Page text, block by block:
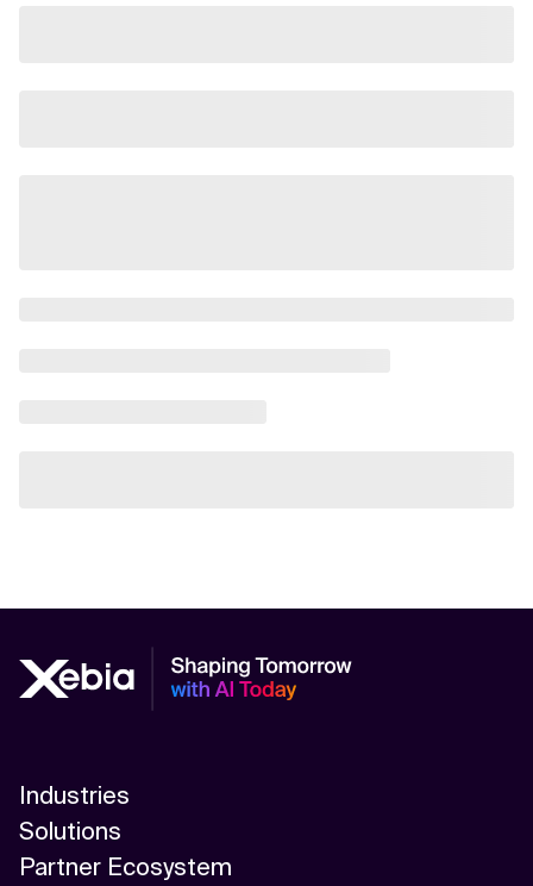
Industries
Solutions
Partner Ecosystem